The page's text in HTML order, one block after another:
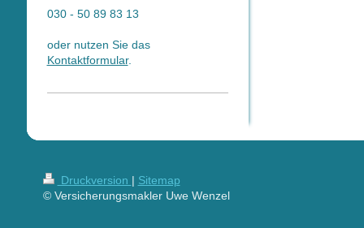
030 - 50 89 83 13
oder nutzen Sie das
Kontaktformular.
Druckversion | Sitemap
© Versicherungsmakler Uwe Wenzel